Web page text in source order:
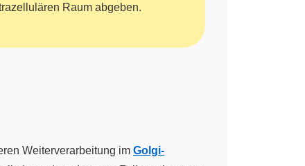
Raum abgeben.
Weiterverarbeitung im Golgi-